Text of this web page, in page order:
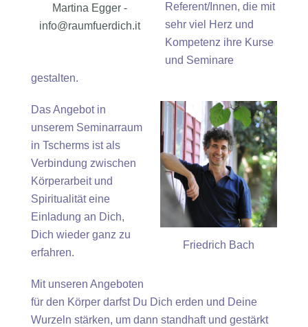
Martina Egger -
info@raumfuerdich.it
Referent/Innen, die mit
sehr viel Herz und
Kompetenz ihre Kurse
und Seminare
gestalten.
Friedrich Bach
Das Angebot in
unserem Seminarraum
in Tscherms ist als
Verbindung zwischen
Körperarbeit und
Spiritualität eine
Einladung an Dich,
Dich wieder ganz zu
erfahren.
Mit unseren Angeboten
für den Körper darfst Du Dich erden und Deine
Wurzeln stärken, um dann standhaft und gestärkt